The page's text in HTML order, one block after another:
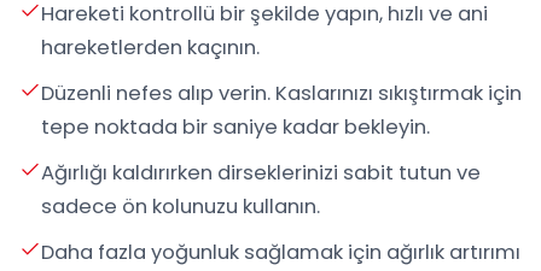
Hareketi kontrollü bir şekilde yapın, hızlı ve ani
hareketlerden kaçının.
Düzenli nefes alıp verin. Kaslarınızı sıkıştırmak için
tepe noktada bir saniye kadar bekleyin.
Ağırlığı kaldırırken dirseklerinizi sabit tutun ve
sadece ön kolunuzu kullanın.
Daha fazla yoğunluk sağlamak için ağırlık artırımı